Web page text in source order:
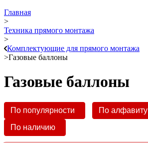
Главная
>
Техника прямого монтажа
>
Комплектующие для прямого монтажа
>Газовые баллоны
Газовые баллоны
По популярности По алфавиту
По наличию